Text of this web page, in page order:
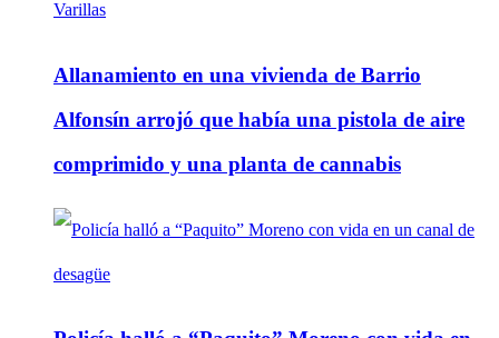
Allanamiento en una vivienda de Barrio
Alfonsín arrojó que había una pistola de aire
comprimido y una planta de cannabis